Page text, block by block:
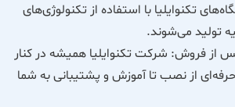
تکنوایلیا با استفاده از تکنولوژی‌های
تولید می‌شوند.
از فروش: شرکت تکنوایلیا همیشه در کنار
از نصب تا آموزش و پشتیبانی به شما